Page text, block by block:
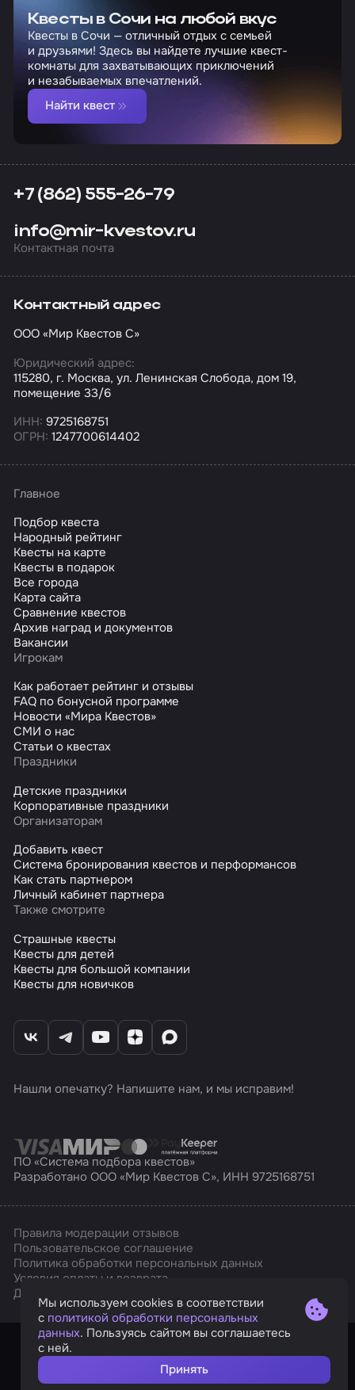
Квесты в Сочи на любой вкус
Квесты в Сочи — отличный отдых с семьей
и друзьями! Здесь вы найдете лучшие квест-
комнаты для захватывающих приключений
и незабываемых впечатлений.
Найти квест
+7 (862) 555-26-79
info@mir-kvestov.ru
Контактная почта
Контактный адрес
ООО «Мир Квестов С»
Юридический адрес:
115280, г. Москва, ул. Ленинская Слобода, дом 19,
помещение 33/6
ИНН: 9725168751
ОГРН: 1247700614402
Главное
Подбор квеста
Народный рейтинг
Квесты на карте
Квесты в подарок
Все города
Карта сайта
Сравнение квестов
Архив наград и документов
Вакансии
Игрокам
Как работает рейтинг и отзывы
FAQ по бонусной программе
Новости «Мира Квестов»
СМИ о нас
Статьи о квестах
Праздники
Детские праздники
Корпоративные праздники
Организаторам
Добавить квест
Система бронирования квестов и перформансов
Как стать партнером
Личный кабинет партнера
Также смотрите
Страшные квесты
Квесты для детей
Квесты для большой компании
Квесты для новичков
Нашли опечатку? Напишите нам, и мы исправим!
ПО «Система подбора квестов»
Разработано ООО «Мир Квестов С», ИНН 9725168751
Правила модерации отзывов
Пользовательское соглашение
Политика обработки персональных данных
Условия оплаты и возврата
Дизайн
Мы используем cookies в соответствии
с политикой обработки персональных
данных. Пользуясь сайтом вы соглашаетесь
с ней.
Принять